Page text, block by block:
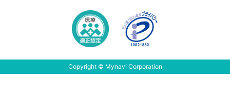
Copyright © Mynavi Corporation